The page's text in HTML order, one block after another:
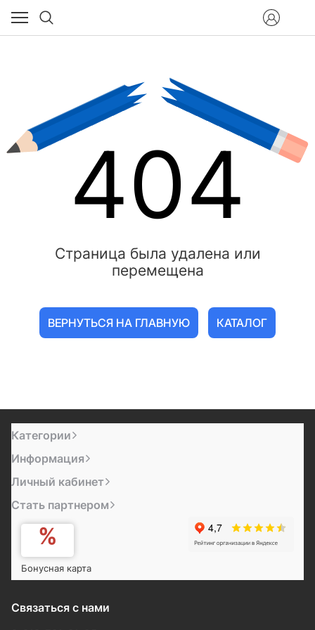
404
Страница была удалена или
перемещена
ВЕРНУТЬСЯ НА ГЛАВНУЮ КАТАЛОГ
Категории
Информация
Личный кабинет
Стать партнером
Бонусная карта
Связаться с нами